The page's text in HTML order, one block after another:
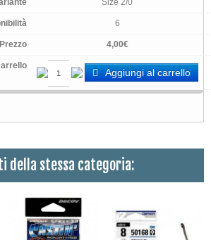
Size 2/0
6
4,00€
Aggiungi al carrello
della stessa categoria: